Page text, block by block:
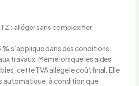
: alléger sans complexifier
%s’applique dans des conditions
travaux. Même lorsque les aides
cette TVA allège le coût final. Elle
automatique, à condition que